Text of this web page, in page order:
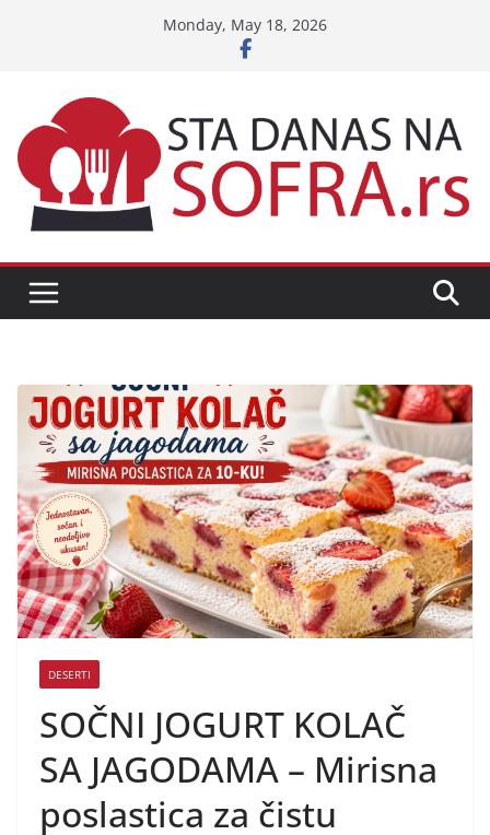
Monday, May 18, 2026
DESERTI
SOČNI JOGURT KOLAČ
SA JAGODAMA – Mirisna
poslastica za čistu